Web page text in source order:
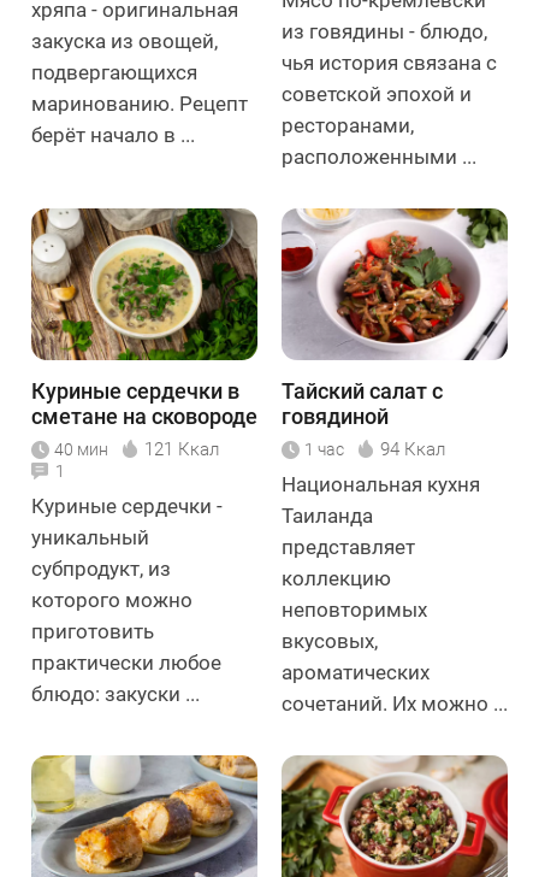
хряпа - оригинальная
закуска из овощей,
подвергающихся
маринованию. Рецепт
берёт начало в ...
из говядины - блюдо,
чья история связана с
советской эпохой и
ресторанами,
расположенными ...
Куриные сердечки в
сметане на сковороде
40 мин 121 Ккал
1
Куриные сердечки -
уникальный
субпродукт, из
которого можно
приготовить
практически любое
блюдо: закуски ...
Тайский салат с
говядиной
1 час 94 Ккал
Национальная кухня
Таиланда
представляет
коллекцию
неповторимых
вкусовых,
ароматических
сочетаний. Их можно ...